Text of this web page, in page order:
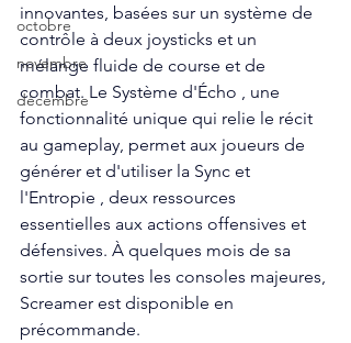
octobre
novembre
décembre
innovantes, basées sur un système de
contrôle à deux joysticks et un
mélange fluide de course et de
combat. Le Système d'Écho , une
fonctionnalité unique qui relie le récit
au gameplay, permet aux joueurs de
générer et d'utiliser la Sync et
l'Entropie , deux ressources
essentielles aux actions offensives et
défensives. À quelques mois de sa
sortie sur toutes les consoles majeures,
Screamer est disponible en
précommande.